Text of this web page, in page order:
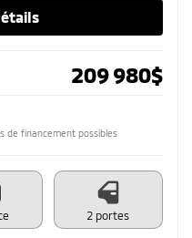
209 980$
de financement possibles
2 portes